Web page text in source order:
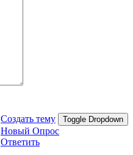
Создать тему Toggle Dropdown
Новый Опрос
Ответить